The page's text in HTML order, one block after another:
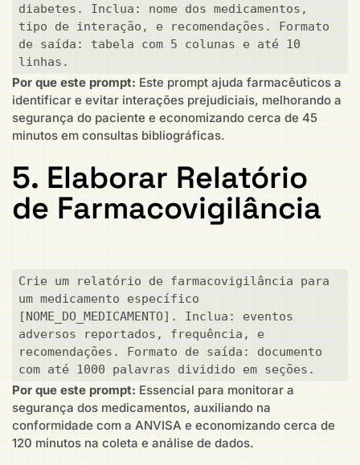
diabetes. Inclua: nome dos medicamentos,
tipo de interação, e recomendações. Formato
de saída: tabela com 5 colunas e até 10
linhas.
Por que este prompt: Este prompt ajuda farmacêuticos a
identificar e evitar interações prejudiciais, melhorando a
segurança do paciente e economizando cerca de 45
minutos em consultas bibliográficas.
5. Elaborar Relatório
de Farmacovigilância
Crie um relatório de farmacovigilância para
um medicamento específico
[NOME_DO_MEDICAMENTO]. Inclua: eventos
adversos reportados, frequência, e
recomendações. Formato de saída: documento
com até 1000 palavras dividido em seções.
Por que este prompt: Essencial para monitorar a
segurança dos medicamentos, auxiliando na
conformidade com a ANVISA e economizando cerca de
120 minutos na coleta e análise de dados.